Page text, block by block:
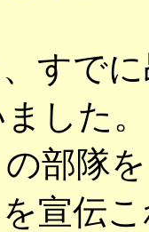
すで
した
部隊
を宣伝